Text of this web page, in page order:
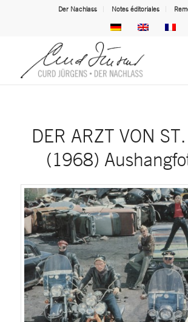
Der Nachlass Notes éditoriales
DER ARZT VON
(1968)